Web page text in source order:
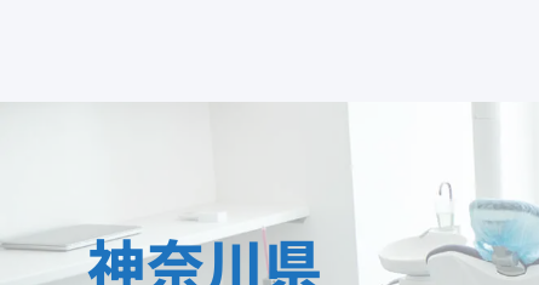
神奈川県